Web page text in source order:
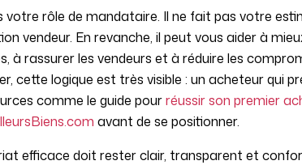
votre rôle de mandataire. Il ne fait pas votre
vendeur. En revanche, il peut vous aider à
à rassurer les vendeurs et à réduire les
cette logique est très visible : un acheteur qui
comme le guide pourréussir son premier
avant de se positionner.
efficace doit rester clair, transparent et